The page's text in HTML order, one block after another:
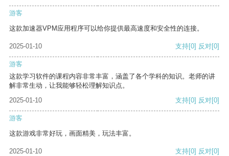
游客
这款加速器VPM应用程序可以给你提供最高速度和安全性的连接。
2025-01-10 支持[0] 反对[0]
游客
这款学习软件的课程内容非常丰富，涵盖了各个学科的知识。老师的讲
解非常生动，让我能够轻松理解知识点。
2025-01-10
支持[0] 反对[0]
游客
这款游戏非常好玩，画面精美，玩法丰富。
2025-01-10 支持[0] 反对[0]